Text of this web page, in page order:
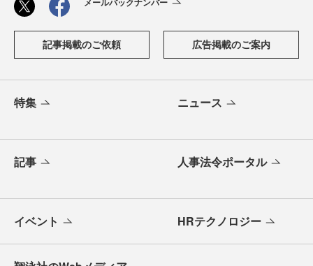
記事掲載のご依頼 広告掲載のご案内
特集 ニュース
記事 人事法令ポータル
イベント HRテクノロジー